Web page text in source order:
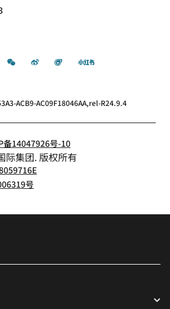
微信 微博 飞猪 小红书
ACB9-AC09F18046AA,rel-R24.9.4
备14047926号-10
际集团. 版权所有
号